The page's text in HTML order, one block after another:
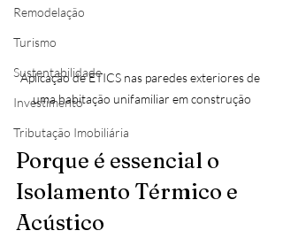
Remodelação
Turismo
Sustentabilidade
Investimento
Tributação Imobiliária
Aplicação de ETICS nas paredes exteriores de
uma habitação unifamiliar em construção
Porque é essencial o
Isolamento Térmico e
Acústico